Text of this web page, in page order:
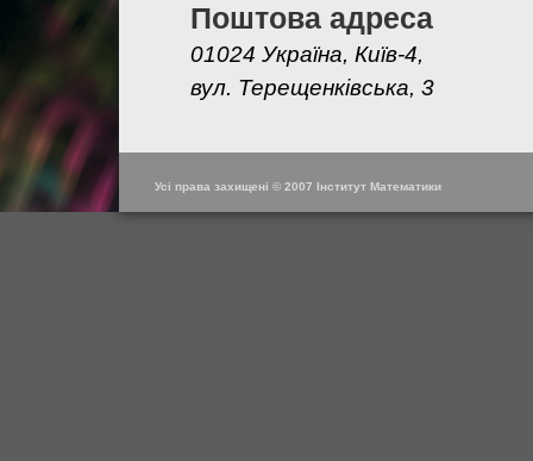
Поштова адреса
01024 Україна, Київ-4,
вул. Терещенківська, 3
Усі права захищені © 2007 Інститут Математики